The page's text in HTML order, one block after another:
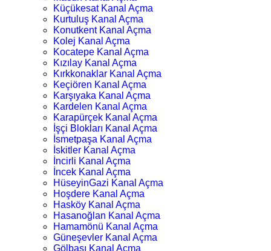
Küçükesat Kanal Açma
Kurtuluş Kanal Açma
Konutkent Kanal Açma
Kolej Kanal Açma
Kocatepe Kanal Açma
Kızılay Kanal Açma
Kırkkonaklar Kanal Açma
Keçiören Kanal Açma
Karşıyaka Kanal Açma
Kardelen Kanal Açma
Karapürçek Kanal Açma
İşçi Blokları Kanal Açma
İsmetpaşa Kanal Açma
İskitler Kanal Açma
İncirli Kanal Açma
İncek Kanal Açma
HüseyinGazi Kanal Açma
Hoşdere Kanal Açma
Hasköy Kanal Açma
Hasanoğlan Kanal Açma
Hamamönü Kanal Açma
Güneşevler Kanal Açma
Gölbaşı Kanal Açma